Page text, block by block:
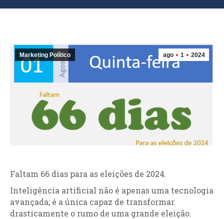
ago 1 2024
Marketing Político
Faltam 66 dias para as eleições de 2024.
Inteligência artificial não é apenas uma tecnologia
avançada; é a única capaz de transformar
drasticamente o rumo de uma grande eleição.